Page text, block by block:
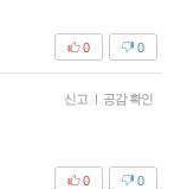
0
0
신고 | 공감 확인
0
0